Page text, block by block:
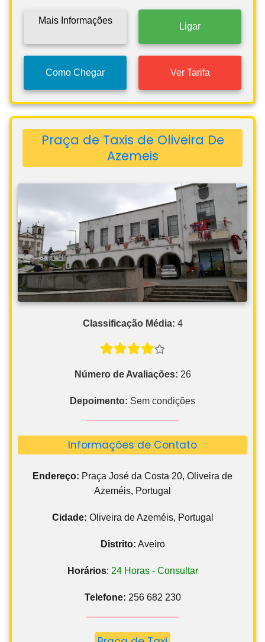
Mais Informações
Ligar
Como Chegar Ver Tarifa
Praça de Taxis de Oliveira De
Azemeis
Classificação Média: 4
Número de Avaliações: 26
Depoimento: Sem condições
Informações de Contato
Endereço: Praça José da Costa 20, Oliveira de
Azeméis, Portugal
Cidade: Oliveira de Azeméis, Portugal
Distrito: Aveiro
Horários: 24 Horas - Consultar
Telefone: 256 682 230